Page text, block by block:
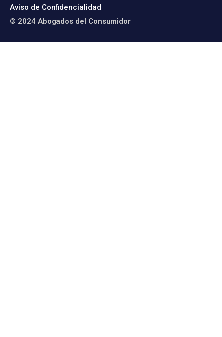
Aviso de Confidencialidad
© 2024 Abogados del Consumidor